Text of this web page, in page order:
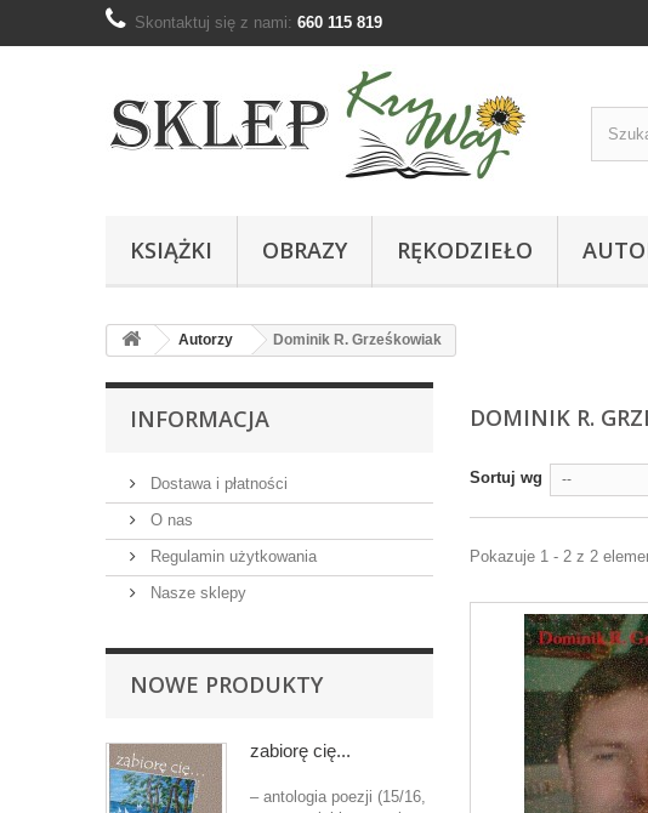
Skontaktuj się z nami: 660 115 819
KSIĄŻKI OBRAZY RĘKODZIEŁO
Autorzy Dominik R. Grześkowiak
INFORMACJA
Dostawa i płatności
O nas
Regulamin użytkowania
Nasze sklepy
NOWE PRODUKTY
zabiorę cię...
– antologia poezji (15/16,
DOMINIK R.
Sortuj wg --
Pokazuje 1 - 2 z 2